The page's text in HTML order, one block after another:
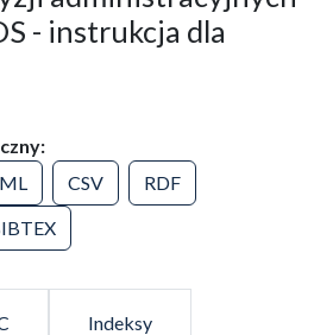
- instrukcja dla
CSV
RDF
Indeksy